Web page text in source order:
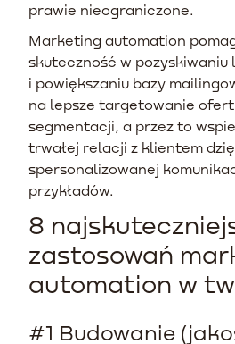
prawie nieograniczone.
Marketing automation
skuteczność w pozyskiwaniu
i powiększaniu bazy
na lepsze targetowanie
segmentacji, a przez to
trwałej relacji z klientem
spersonalizowanej
przykładów.
8
zastosowań
automation w
#1 Budowanie